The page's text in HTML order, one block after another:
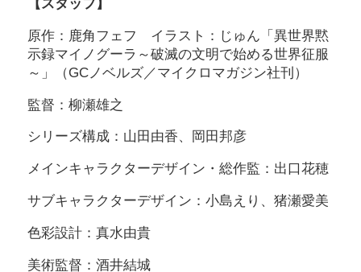
【スタッフ】
原作：鹿角フェフ イラスト：じゅん「異世界黙
示録マイノグーラ～破滅の文明で始める世界征服
～」（GCノベルズ／マイクロマガジン社刊）
監督：柳瀬雄之
シリーズ構成：山田由香、岡田邦彦
メインキャラクターデザイン・総作監：出口花穂
サブキャラクターデザイン：小島えり、猪瀬愛美
色彩設計：真水由貴
美術監督：酒井結城